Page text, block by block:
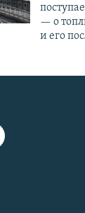
— о
и его